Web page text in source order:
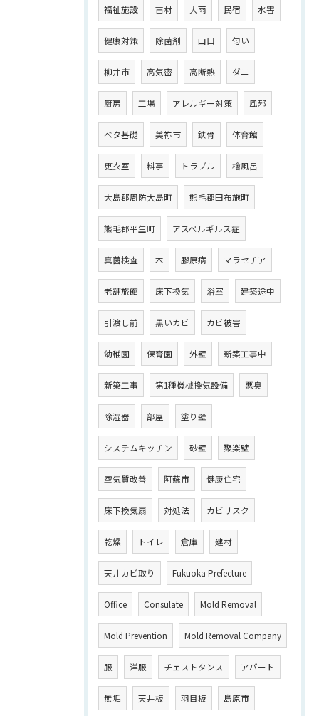
福祉施設 古材 大雨 民宿 水害
健康対策 除菌剤 山口 匂い
柳井市 高気密 高断熱 ダニ
厨房 工場 アレルギー対策 風邪
ベタ基礎 美祢市 鉄骨 体育館
更衣室 料亭 トラブル 檜風呂
大島郡周防大島町 熊毛郡田布施町
熊毛郡平生町 アスペルギルス症
真菌検査 木 膠原病 マラセチア
老舗旅館 床下換気 浴室 建築途中
引渡し前 黒いカビ カビ被害
幼稚園 保育園 外壁 新築工事中
新築工事 第1種機械換気設備 悪臭
除湿器 部屋 塗り壁
システムキッチン 砂壁 聚楽壁
空気質改善 阿蘇市 健康住宅
床下換気扇 対処法 カビリスク
乾燥 トイレ 倉庫 建材
天井カビ取り Fukuoka Prefecture
Office Consulate Mold Removal
Mold Prevention Mold Removal Company
服 洋服 チェストタンス アパート
無垢 天井板 羽目板 島原市